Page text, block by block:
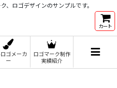
、ロゴデザインのサンプルです。
カート
ゴメーカ
ー
ロゴマーク制作
実績紹介